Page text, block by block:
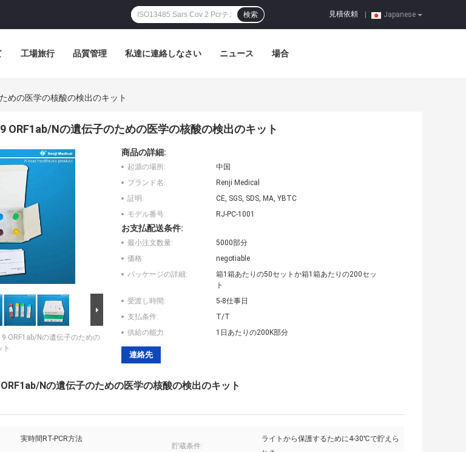
Japanese
見積依頼
検索
工場旅行 品質管理 私達に連絡しなさい ニュース 場合
めの医学の核酸の検出のキット
ORF1ab/Nの遺伝子のための医学の核酸の検出のキット
ORF1ab/Nの遺伝子のための
ト
商品の詳細:
起源の場所:
中国
ブランド名:
Renji Medical
証明:
CE, SGS, SDS, MA, YBTC
モデル番号:
RJ-PC-1001
お支払配送条件:
最小注文数量:
5000部分
価格:
negotiable
パッケージの詳細:
箱1箱あたりの50セットか箱1箱あたりの200セッ
ト
受渡し時間:
5-8仕事日
支払条件:
T/T
供給の能力:
1日あたりの200K部分
連絡先
Nの遺伝子のための医学の核酸の検出のキット
実時間RT-PCR方法
貯蔵条件:
ライトから保護するために4-30℃で貯えら